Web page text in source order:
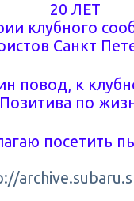
20 ЛЕТ
клубного
Санкт
повод, к
по
посетить